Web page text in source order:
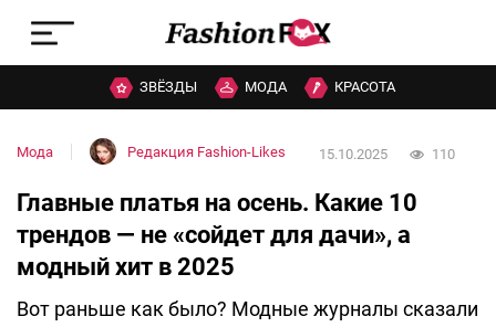
ЗВЁЗДЫ МОДА КРАСОТА
Мода Редакция Fashion-Likes 15.10.2025 110
Главные платья на осень. Какие 10
трендов — не «сойдет для дачи», а
модный хит в 2025
Вот раньше как было? Модные журналы сказали